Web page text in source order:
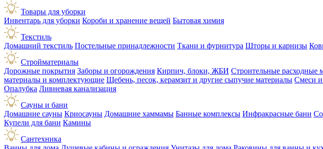
Товары для уборки
Инвентарь для уборки Короби и хранение вещей Бытовая химия
Текстиль
Домашний текстиль Постельные принадлежности Ткани и фурнитура Шторы и карнизы
Стройматериалы
Дорожные покрытия Заборы и огорождения Кирпич, блоки, ЖБИ Строительные расходные
материалы и комплектующие Щебень, песок, керамзит и другие сыпучие материалы Смеси и
Опалубка Ливневая канализация
Сауны и бани
Домашние сауны Криосауны Домашние хаммамы Банные комплексы Инфракрасные бани
Купели для бани Камины
Сантехника